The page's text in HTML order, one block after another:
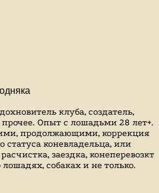
клуба, создатель,
прочее. Опыт с лошадьми 28 лет+.
продолжающими, коррекция
статуса коневладельца, или
заездка, конеперевозкт
собаках и не только.